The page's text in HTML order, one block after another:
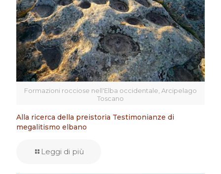
Formazioni rocciose nell'Elba occidentale, Arcipelago
Toscano
Alla ricerca della preistoria Testimonianze di
megalitismo elbano
Leggi di più